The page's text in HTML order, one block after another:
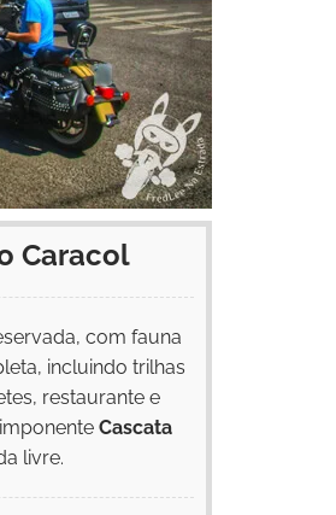
Caracol
com fauna
incluindo trilhas
restaurante e
Cascata
livre.